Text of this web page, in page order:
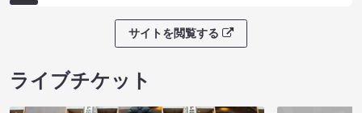
サイトを閲覧する
ライブチケット